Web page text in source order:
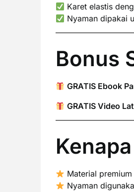
Karet elastis
Nyaman dipakai
Bonus
GRATIS Ebook
GRATIS Video
Material
Nyaman